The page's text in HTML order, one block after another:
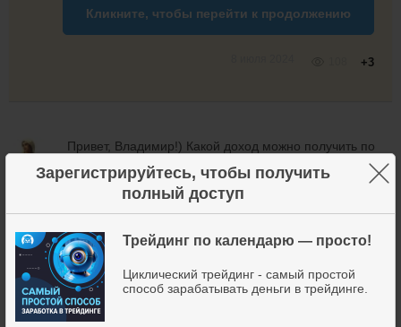
Зарегистрируйтесь, чтобы получить
полный доступ
Трейдинг по календарю — просто!
Циклический трейдинг - самый простой
способ зарабатывать деньги в трейдинге.
×
Кликните, чтобы перейти к продолжению
+3
СТАРТ
Привет, Владимир!) Какой доход можно получить по
Вашей системе, с каких вложений? У меня на
Демосчете больше сливов, начала несколько недель
30 июля 2024 87
Вера, приветсвую.
Диапазон доходности от 20 до 80% годовых (в